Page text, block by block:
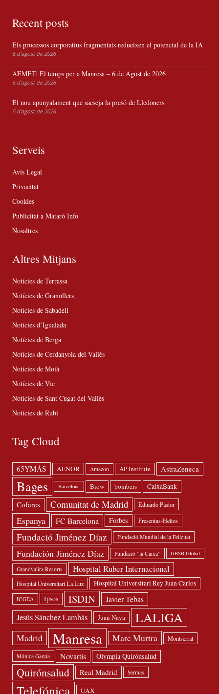
Recent posts
Els processos corporatius fragmentats redueixen el potencial de la IA
6 d'agost de 2026
AEMET: El temps per a Manresa – 6 de Agost de 2026
6 d'agost de 2026
El nou apunyalament que sacseja la presó de Lledoners
5 d'agost de 2026
Serveis
Avís Legal
Privacitat
Cookies
Publicitat a Mataró Info
Nosaltres
Altres Mitjans
Notícies de Terrassa
Notícies de Granollers
Notícies de Sabadell
Notícies d’Igualada
Notícies de Berga
Notícies de Cerdanyola del Vallès
Notícies de Moià
Notícies de Vic
Notícies de Sant Cugat del Vallès
Notícies de Rubí
Tag Cloud
65YMÁS AENOR Amazon AP institute AstraZeneca
Bages Barcelona Biow bombers CaixaBank
Cofares Comunitat de Madrid Eduardo Pastor
Espanya FC Barcelona Forbes Fresenius-Helios
Fundació Jiménez Díaz Fundació Mundial de la Felicitat
Fundación Jiménez Díaz Fundació ”la Caixa” GBSB Global
Grandvalira Resorts Hospital Ruber Internacional
Hospital Universitari La Luz Hospital Universitari Rey Juan Carlos
ICGEA Ipsos ISDIN Javier Tebas
Jesús Sánchez Lambás Juan Naya LALIGA
Madrid Manresa Marc Murtra Montserrat
Mónica García Novartis Olympia Quirónsalud
Quirónsalud Real Madrid Sermas
UAX